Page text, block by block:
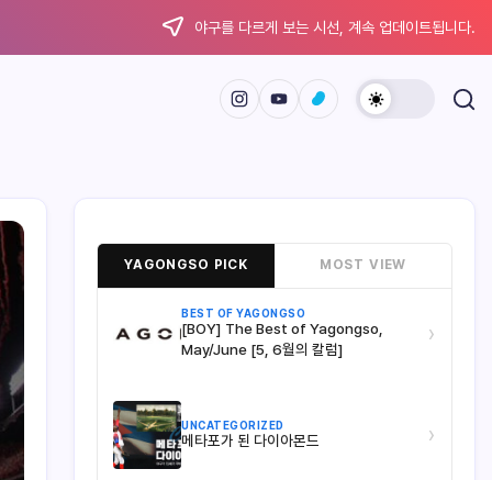
야구를 다르게 보는 시선, 계속 업데이트됩니다.
YAGONGSO PICK MOST VIEW
BEST OF YAGONGSO
[BOY] The Best of Yagongso,
May/June [5, 6월의 칼럼]
›
UNCATEGORIZED
메타포가 된 다이아몬드 ›